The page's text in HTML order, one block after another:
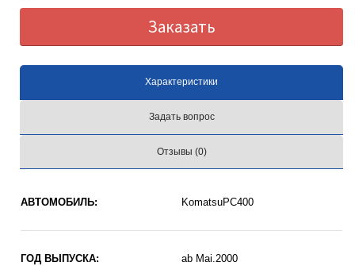
Заказать
Характеристики
Задать вопрос
Отзывы (0)
АВТОМОБИЛЬ: KomatsuPC400
ГОД ВЫПУСКА:
ab Mai.2000